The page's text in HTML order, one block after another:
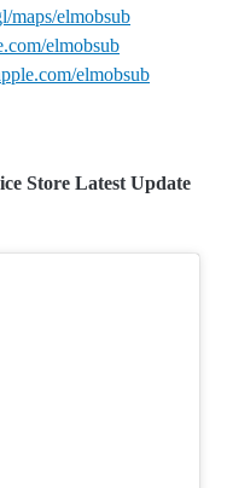
maps/elmobsub
elmobsub
elmobsub
Store Latest Update